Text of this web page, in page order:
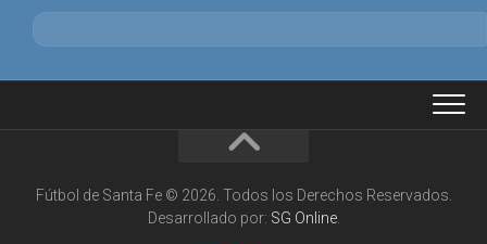
Fútbol de Santa Fe © 2026. Todos los Derechos Reservados.
Desarrollado por: SG Online.